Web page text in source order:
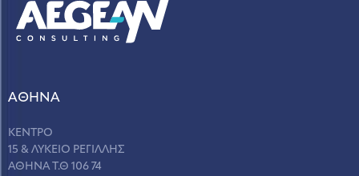
ΑΘΗΝΑ
ΚΕΝΤΡΟ
15 & ΛΥΚΕΙΟ ΡΕΓΙΛΛΗΣ
ΑΘΗΝΑ Τ.Θ 106 74